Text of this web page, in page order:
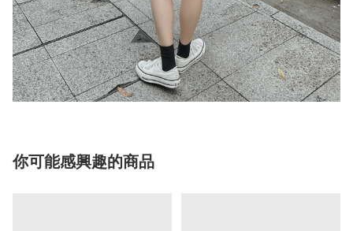
你可能感興趣的商品